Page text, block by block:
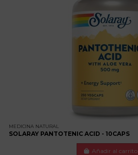
MEDICINA NATURAL
SOLARAY PANTOTENIC ACID - 10CAPS
Añadir al carrito